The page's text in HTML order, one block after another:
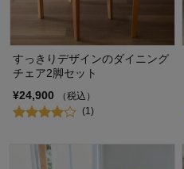
すっきりデザインのダイニング
チェア2脚セット
¥24,900
（税込）
(1)